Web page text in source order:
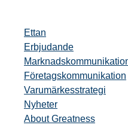
Ettan
Erbjudande
Företagskommunikation
Varumärkesstrategi
Nyheter
About Greatness